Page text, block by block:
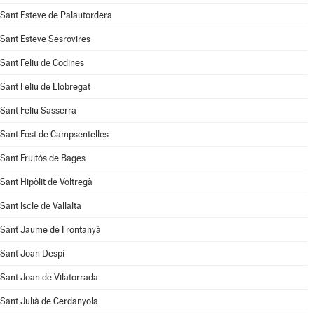
Sant Esteve de Palautordera
Sant Esteve Sesrovires
Sant Feliu de Codines
Sant Feliu de Llobregat
Sant Feliu Sasserra
Sant Fost de Campsentelles
Sant Fruitós de Bages
Sant Hipòlit de Voltregà
Sant Iscle de Vallalta
Sant Jaume de Frontanyà
Sant Joan Despí
Sant Joan de Vilatorrada
Sant Julià de Cerdanyola